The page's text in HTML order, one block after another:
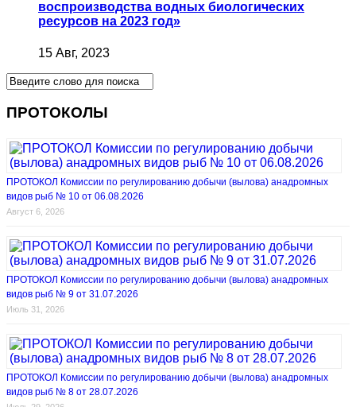
воспроизводства водных биологических
ресурсов на 2023 год»
15 Авг, 2023
ПРОТОКОЛЫ
ПРОТОКОЛ Комиссии по регулированию добычи (вылова) анадромных
видов рыб № 10 от 06.08.2026
Август 6, 2026
ПРОТОКОЛ Комиссии по регулированию добычи (вылова) анадромных
видов рыб № 9 от 31.07.2026
Июль 31, 2026
ПРОТОКОЛ Комиссии по регулированию добычи (вылова) анадромных
видов рыб № 8 от 28.07.2026